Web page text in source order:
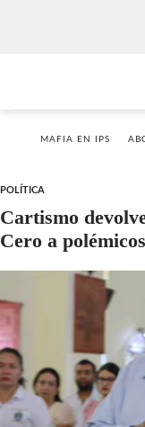
MAFIA EN IPS
POLÍTICA
Cartismo
Cero a